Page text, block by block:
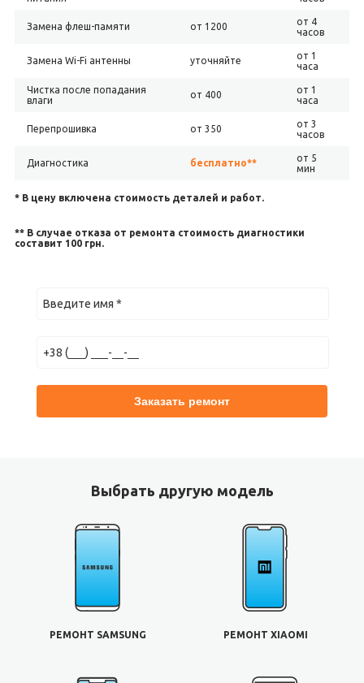
Замена флеш-памяти от 1200
от 4
часов
Замена Wi-Fi антенны уточняйте
от 1
часа
Чистка после попадания
влаги
от 400
от 1
часа
Перепрошивка от 350
от 3
часов
Диагностика бесплатно**
от 5
мин
* В цену включена стоимость деталей и работ.
** В случае отказа от ремонта стоимость диагностики
составит 100 грн.
Выбрать другую модель
РЕМОНТ SAMSUNG РЕМОНТ XIAOMI